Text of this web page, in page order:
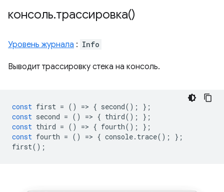
консоль.трассировка()
Уровень журнала : Info
Выводит трассировку стека на консоль.
const first = () => { second();
};
const second = () => { third();
};
const third = () => { fourth();
};
const fourth = () => { console. trace();
};
first();